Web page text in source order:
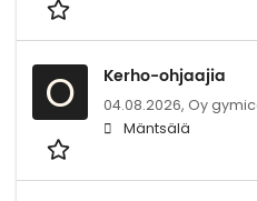
O Kerho-ohjaajia
04.08.2026, Oy
Mäntsälä